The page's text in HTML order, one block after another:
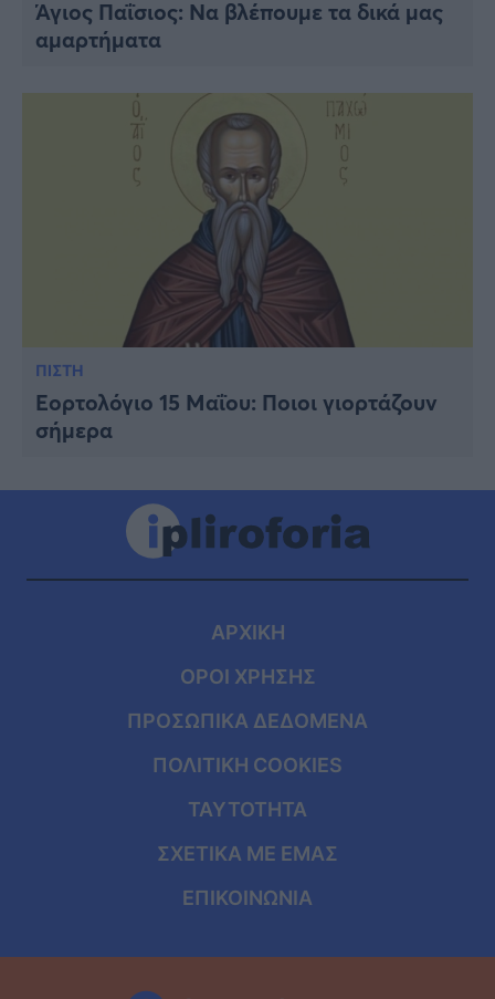
Άγιος Παΐσιος: Να βλέπουμε τα δικά μας
αμαρτήματα
ΠΙΣΤΗ
Εορτολόγιο 15 Μαΐου: Ποιοι γιορτάζουν
σήμερα
ΑΡΧΙΚΗ
ΟΡΟΙ ΧΡΗΣΗΣ
ΠΡΟΣΩΠΙΚΑ ΔΕΔΟΜΕΝΑ
ΠΟΛΙΤΙΚΗ COOKIES
ΤΑΥΤΟΤΗΤΑ
ΣΧΕΤΙΚΑ ΜΕ ΕΜΑΣ
ΕΠΙΚΟΙΝΩΝΙΑ